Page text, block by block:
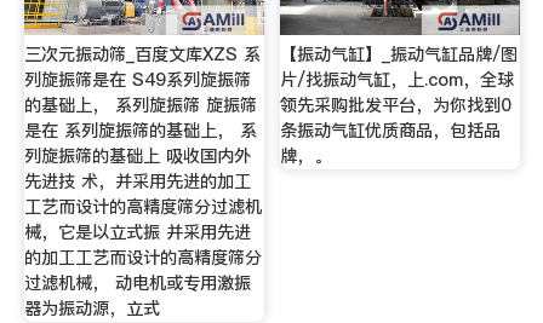
三次元振动筛_百度文库XZS 系
列旋振筛是在 S49系列旋振筛
的基础上， 系列旋振筛 旋振筛
是在 系列旋振筛的基础上， 系
列旋振筛的基础上 吸收国内外
先进技 术，并采用先进的加工
工艺而设计的高精度筛分过滤机
械，它是以立式振 并采用先进
的加工工艺而设计的高精度筛分
过滤机械， 动电机或专用激振
器为振动源，立式
【振动气缸】_振动气缸品牌/图
片/找振动气缸，上.com，全球
领先采购批发平台，为你找到0
条振动气缸优质商品，包括品
牌，。